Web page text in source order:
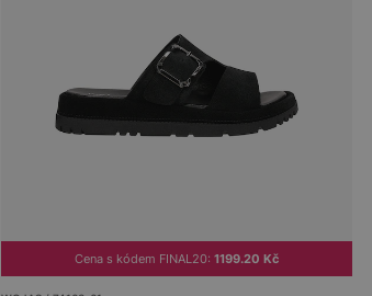
Cena s kódem FINAL20:1199.20 Kč